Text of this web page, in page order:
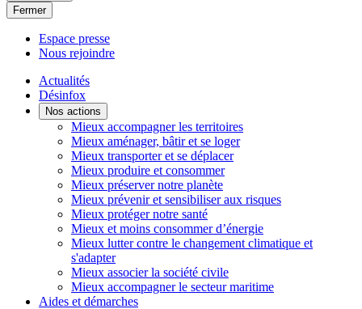
Fermer
Espace presse
Nous rejoindre
Actualités
Désinfox
Nos actions
Mieux accompagner les territoires
Mieux aménager, bâtir et se loger
Mieux transporter et se déplacer
Mieux produire et consommer
Mieux préserver notre planète
Mieux prévenir et sensibiliser aux risques
Mieux protéger notre santé
Mieux et moins consommer d’énergie
Mieux lutter contre le changement climatique et
s'adapter
Mieux associer la société civile
Mieux accompagner le secteur maritime
Aides et démarches